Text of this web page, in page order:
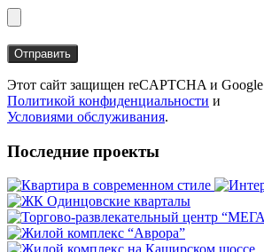
Этот сайт защищен reCAPTCHA и Google
Политикой конфиденциальности и
Условиями обслуживания.
Последние проекты